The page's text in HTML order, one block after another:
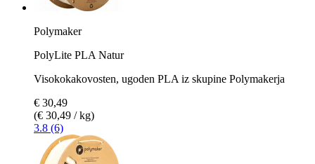
Polymaker
PolyLite PLA Natur
Visokokakovosten, ugoden PLA iz skupine Polymakerja
€ 30,49
(€ 30,49 / kg)
3.8 (6)